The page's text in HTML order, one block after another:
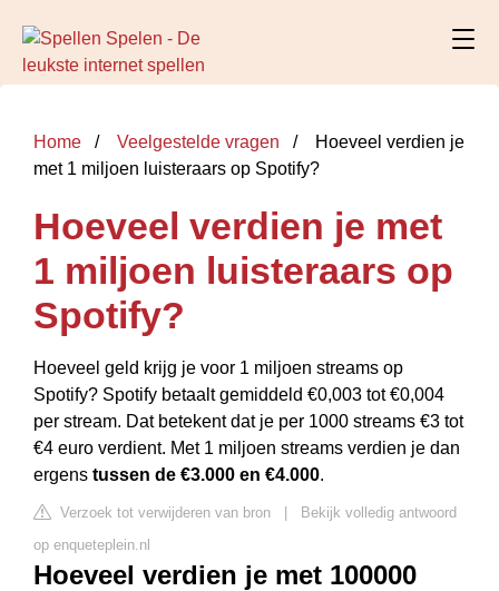
Home Veelgestelde vragen
Hoeveel verdien je
met 1 miljoen luisteraars op Spotify?
Hoeveel verdien je met
1 miljoen luisteraars op
Spotify?
Hoeveel geld krijg je voor 1 miljoen streams op
Spotify? Spotify betaalt gemiddeld €0,003 tot €0,004
per stream. Dat betekent dat je per 1000 streams €3 tot
€4 euro verdient. Met 1 miljoen streams verdien je dan
ergens tussen de €3.000 en €4.000.
Verzoek tot verwijderen van bron
Bekijk volledig antwoord
op enqueteplein.nl
Hoeveel verdien je met 100000